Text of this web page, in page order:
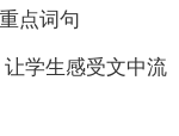
点词句
学生感受文中流